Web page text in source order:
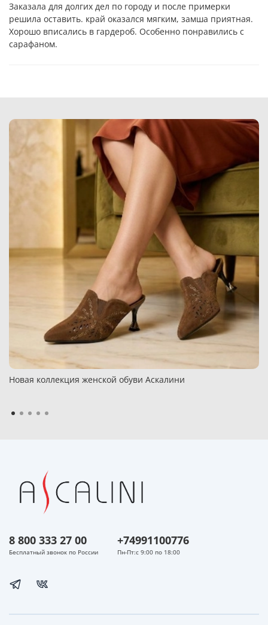
Заказала для долгих дел по городу и после примерки
решила оставить. край оказался мягким, замша приятная.
Хорошо вписались в гардероб. Особенно понравились с
сарафаном.
Новая коллекция женской обуви Аскалини
8 800 333 27 00
Бесплатный звонок по России
+74991100776
Пн-Пт:с 9:00 по 18:00